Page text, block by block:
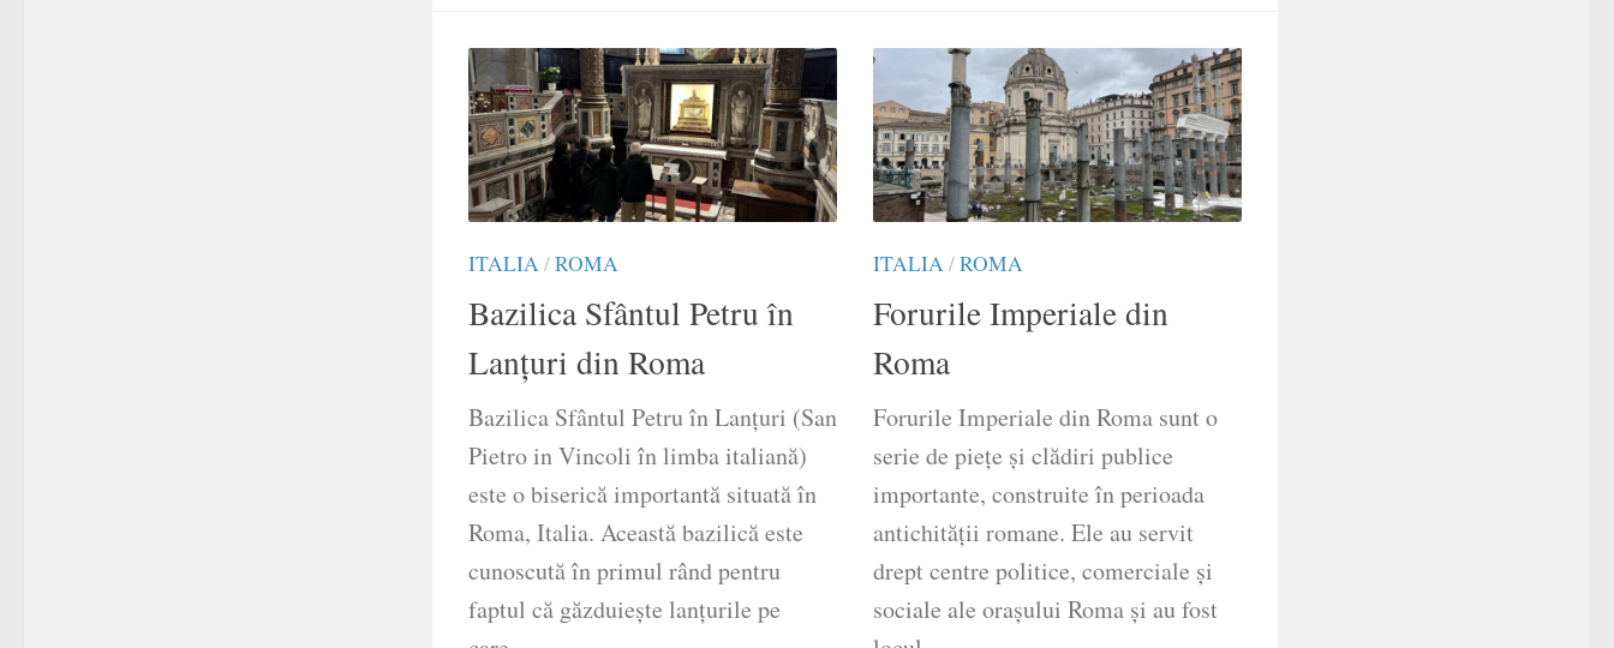
ITALIA/ROMA
Bazilica Sfântul Petru în
Lanţuri din Roma
Bazilica Sfântul Petru în Lanțuri (San
Pietro in Vincoli în limba italiană)
este o biserică importantă situată în
Roma, Italia. Această bazilică este
cunoscută în primul rând pentru
faptul că găzduiește lanțurile pe
ITALIA/ROMA
Forurile Imperiale din
Roma
Forurile Imperiale din Roma sunt o
serie de piețe și clădiri publice
importante, construite în perioada
antichității romane. Ele au servit
drept centre politice, comerciale și
sociale ale orașului Roma și au fost